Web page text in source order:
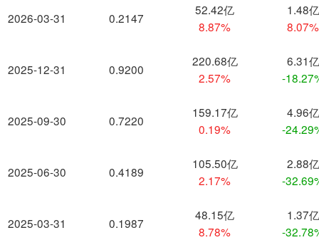
2026-03-31
2025-12-31
2025-09-30
2025-06-30
2025-03-31
0.2147
52.42亿
8.87%
1.48亿
8.07%
0.9200
220.68亿
2.57%
6.31亿
-
0.7220
159.17亿
0.19%
4.96亿
-
0.4189
105.50亿
2.17%
2.88亿
-
0.1987
48.15亿
8.78%
1.37亿
-